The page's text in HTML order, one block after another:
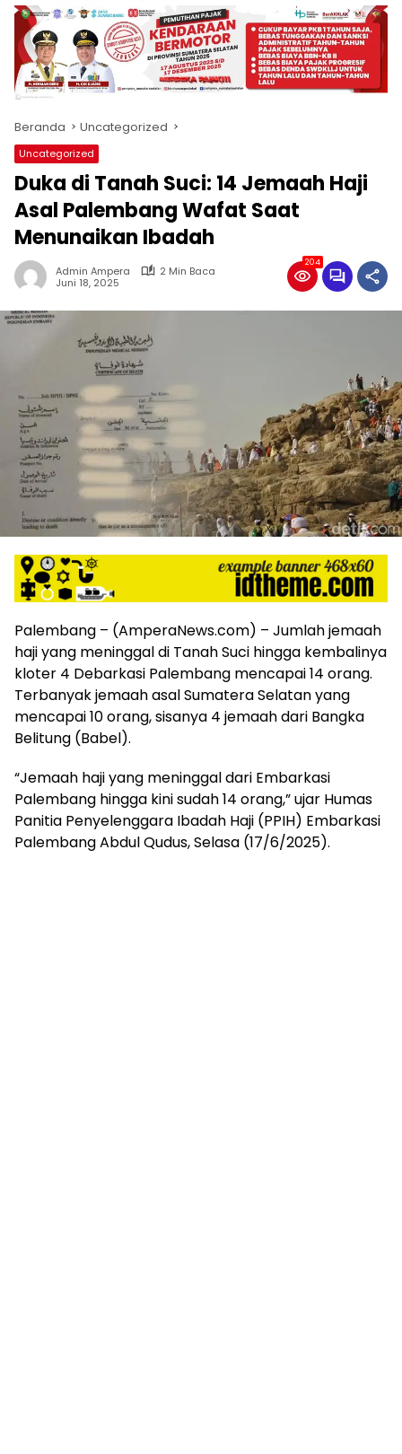
produk
antara
lain
mampu
menjadi
komunikasi
usaha
(beriklan),
fokus
pada
nasional
maupun
international,
lokal
kisaran
harga
iklan
yang
relatif
lebih
dari
maupun
media
siber
desain
Koran
dan
media
siber
lebih
eksklusif,
bergaya
trendi,
mengandung
unsur
edukasi,
Beranda Uncategorized
Uncategorized
Duka di Tanah Suci: 14 Jemaah Haji
Asal Palembang Wafat Saat
Menunaikan Ibadah
Admin Ampera
2 Min Baca
Juni 18, 2025
204
Palembang – (AmperaNews.com) – Jumlah jemaah
haji yang meninggal di Tanah Suci hingga kembalinya
kloter 4 Debarkasi Palembang mencapai 14 orang.
Terbanyak jemaah asal Sumatera Selatan yang
mencapai 10 orang, sisanya 4 jemaah dari Bangka
Belitung (Babel).
“Jemaah haji yang meninggal dari Embarkasi
Palembang hingga kini sudah 14 orang,” ujar Humas
Panitia Penyelenggara Ibadah Haji (PPIH) Embarkasi
Palembang Abdul Qudus, Selasa (17/6/2025).